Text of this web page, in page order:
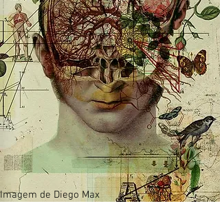
Imagem de Diego Max